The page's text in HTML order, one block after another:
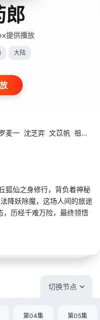
郎
提供播放
大陆
麦一 沈芝弈 文苡帆 祖卡尔
狐仙之身修行，背负着神秘
降妖除魔，这场人间的旅途
，历经千难万险，最终领悟
切换节点
第04集 第05集